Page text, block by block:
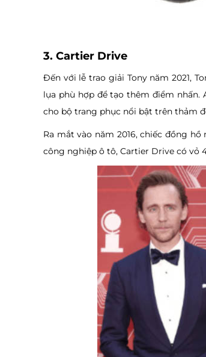
3. Cartier Drive
Đến với lễ trao giải Tony năm 2021,
lụa phù hợp để tạo thêm điểm
cho bộ trang phục nổi bật trên thảm
Ra mắt vào năm 2016, chiếc đồng
công nghiệp ô tô, Cartier Drive có vỏ